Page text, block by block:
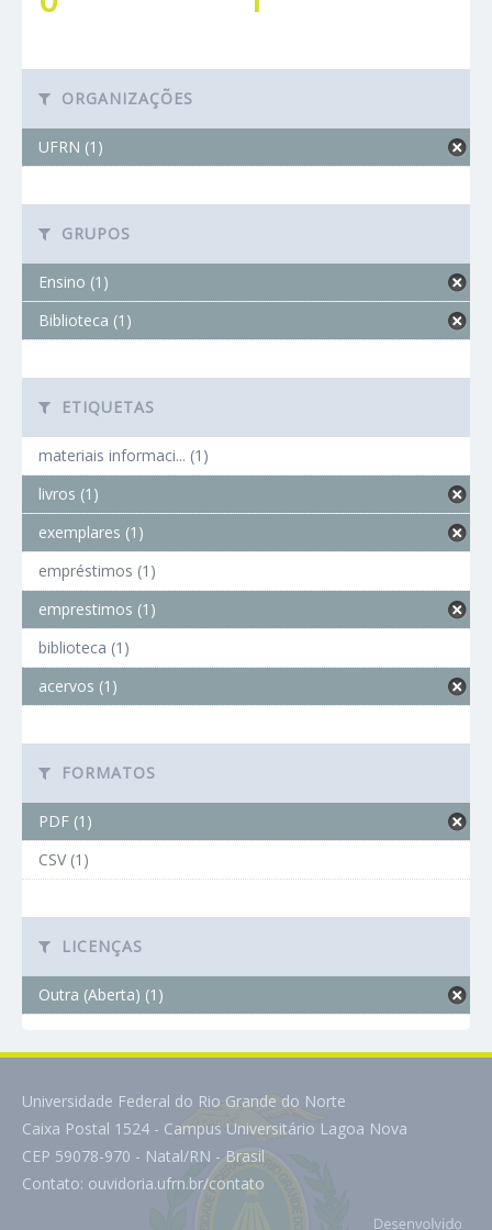
ORGANIZAÇÕES
UFRN (1)
GRUPOS
Ensino (1)
Biblioteca (1)
ETIQUETAS
materiais informaci... (1)
livros (1)
exemplares (1)
empréstimos (1)
emprestimos (1)
biblioteca (1)
acervos (1)
FORMATOS
PDF (1)
CSV (1)
LICENÇAS
Outra (Aberta) (1)
Universidade Federal do Rio Grande do Norte
Caixa Postal 1524 - Campus Universitário Lagoa Nova
CEP 59078-970 - Natal/RN - Brasil
Contato: ouvidoria.ufrn.br/contato